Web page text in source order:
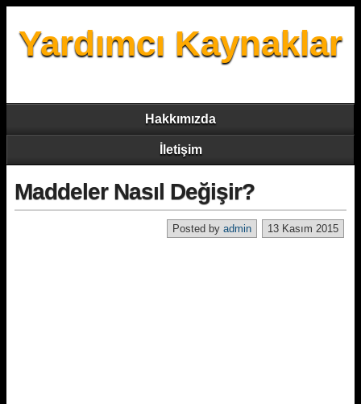
Yardımcı Kaynaklar
Hakkımızda
İletişim
Maddeler Nasıl Değişir?
13 Kasım 2015
Posted by admin